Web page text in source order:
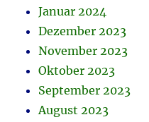
Januar 2024
Dezember 2023
November 2023
Oktober 2023
September 2023
August 2023